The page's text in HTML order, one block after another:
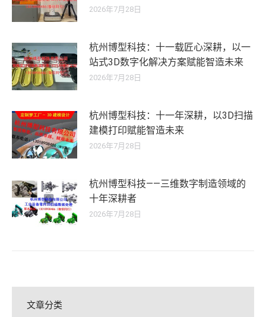
2026年7月28日
杭州博型科技：十一载匠心深耕，以一
站式3D数字化解决方案赋能智造未来
2026年7月28日
杭州博型科技：十一年深耕，以3D扫描
建模打印赋能智造未来
2026年7月28日
杭州博型科技——三维数字制造领域的
十年深耕者
2026年7月28日
文章分类